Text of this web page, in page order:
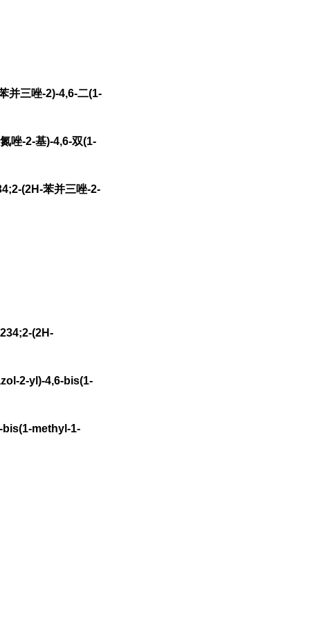
并三唑-2)-4,6-二(1-
唑-2-基)-4,6-双(1-
(2H-苯并三唑-2-
(2H-
2-yl)-4,6-bis(1-
methyl-1-